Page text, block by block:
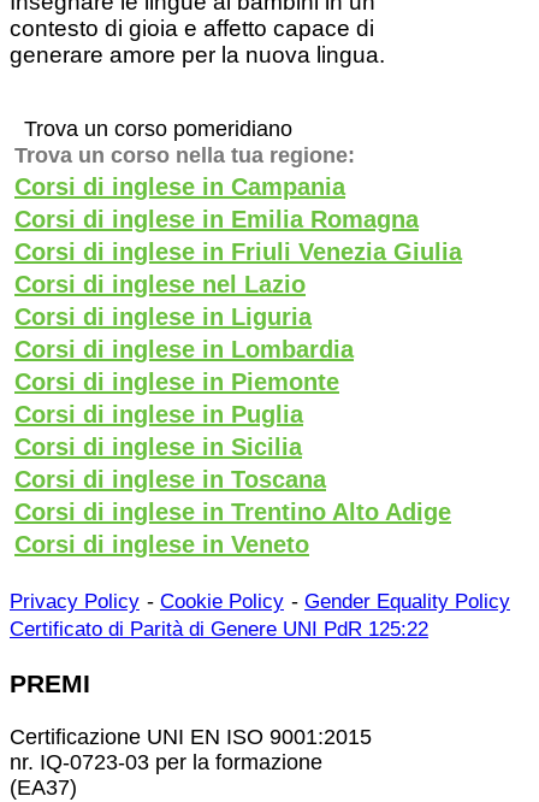
contesto di gioia e affetto capace di
generare amore per la nuova lingua.
Trova un corso pomeridiano
Trova un corso nella tua regione:
Corsi di inglese in Campania
Corsi di inglese in Emilia Romagna
Corsi di inglese in Friuli Venezia Giulia
Corsi di inglese nel Lazio
Corsi di inglese in Liguria
Corsi di inglese in Lombardia
Corsi di inglese in Piemonte
Corsi di inglese in Puglia
Corsi di inglese in Sicilia
Corsi di inglese in Toscana
Corsi di inglese in Trentino Alto Adige
Corsi di inglese in Veneto
Privacy Policy - Cookie Policy - Gender Equality Policy
Certificato di Parità di Genere UNI PdR 125:22
PREMI
Certificazione UNI EN ISO 9001:2015
nr. IQ-0723-03 per la formazione
(EA37)